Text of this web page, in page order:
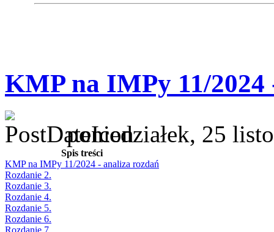
KMP na IMPy 11/2024
poniedziałek, 25
Spis treści
KMP na IMPy 11/2024 - analiza rozdań
Rozdanie 2.
Rozdanie 3.
Rozdanie 4.
Rozdanie 5.
Rozdanie 6.
Rozdanie 7.